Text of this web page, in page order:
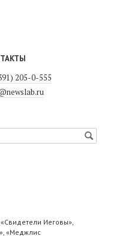
205-0-555
Иеговы»,
«Меджлис